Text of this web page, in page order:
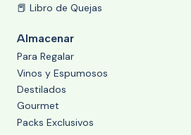
📕 Libro de Quejas
Almacenar
Para Regalar
Vinos y Espumosos
Destilados
Gourmet
Packs Exclusivos